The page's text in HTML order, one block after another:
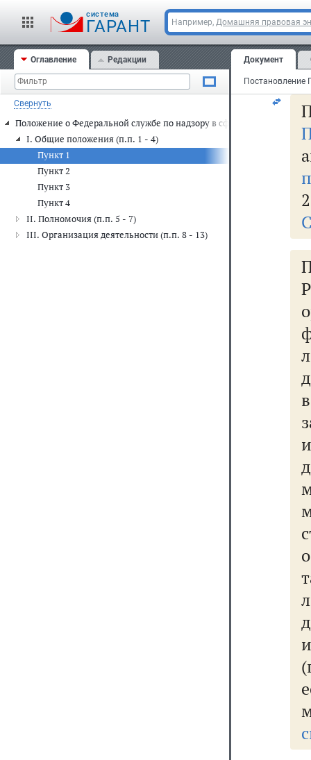
cистема
ГАРАНТ Например, Домашняя правовая
Оглавление Редакции
Свернуть
Положение о Федеральной службе по надзору в сфере защиты прав
I. Общие положения (п.п. 1 - 4)
Пункт 1
Пункт 2
Пункт 3
Пункт 4
II. Полномочия (п.п. 5 - 7)
III. Организация деятельности (п.п. 8 - 13)
Документ
С